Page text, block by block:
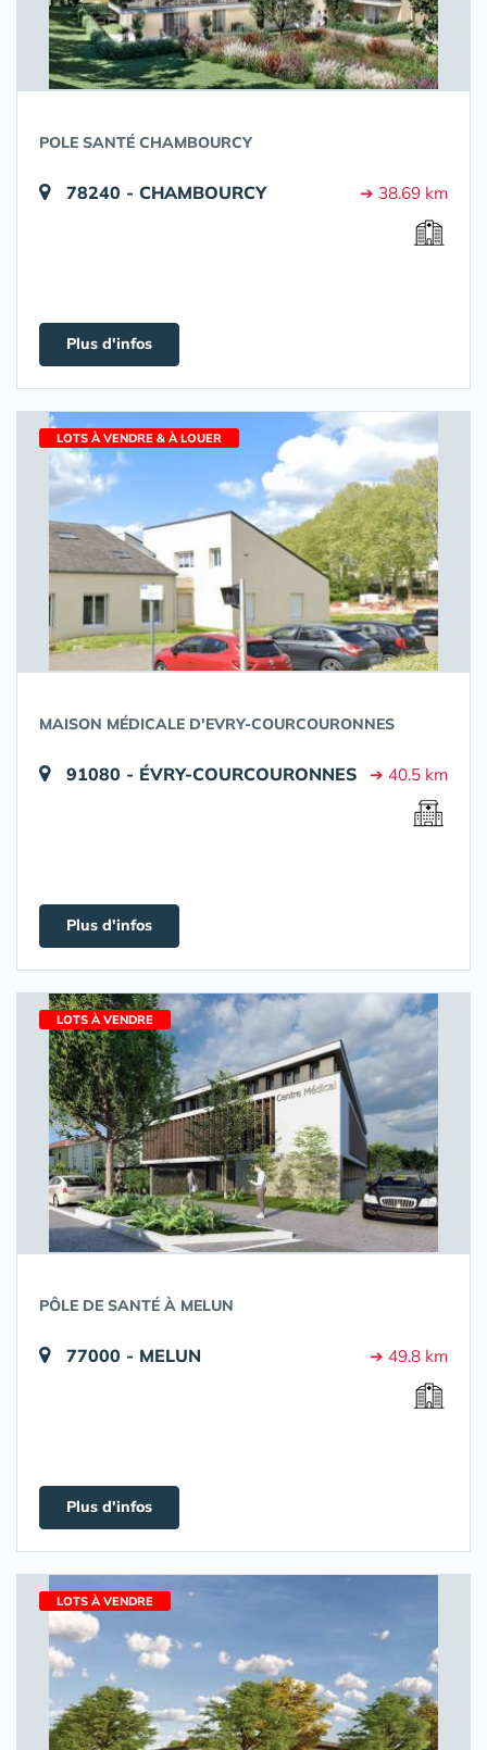
POLE SANTÉ CHAMBOURCY
78240 - CHAMBOURCY ➔ 38.69 km
Plus d'infos
LOTS À VENDRE & À LOUER
MAISON MÉDICALE D'EVRY-COURCOURONNES
91080 - ÉVRY-COURCOURONNES ➔ 40.5 km
Plus d'infos
LOTS À VENDRE
PÔLE DE SANTÉ À MELUN
77000 - MELUN ➔ 49.8 km
Plus d'infos
LOTS À VENDRE